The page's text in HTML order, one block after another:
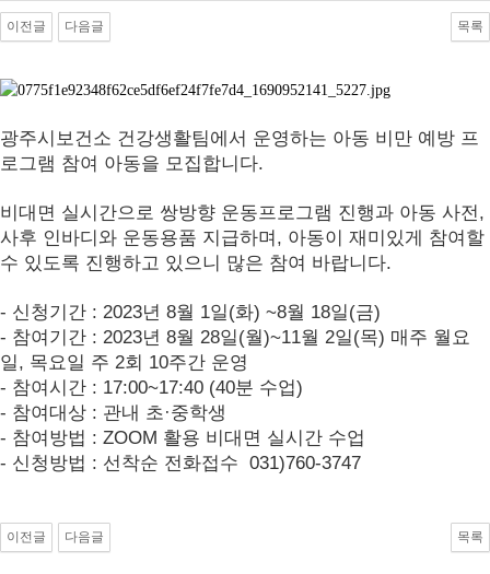
이전글 다음글 목록
본문
광주시보건소 건강생활팀에서 운영하는 아동 비만 예방 프
로그램 참여 아동을 모집합니다.
비대면 실시간으로 쌍방향 운동프로그램 진행과 아동 사전,
사후 인바디와 운동용품 지급하며, 아동이 재미있게 참여할
수 있도록 진행하고 있으니 많은 참여 바랍니다.
- 신청기간 : 2023년 8월 1일(화) ~8월 18일(금)
- 참여기간 : 2023년 8월 28일(월)~11월 2일(목) 매주 월요
일, 목요일 주 2회 10주간 운영
- 참여시간 : 17:00~17:40 (40분 수업)
- 참여대상 : 관내 초·중학생
- 참여방법 : ZOOM 활용 비대면 실시간 수업
- 신청방법 : 선착순 전화접수 031)760-3747
이전글 다음글 목록